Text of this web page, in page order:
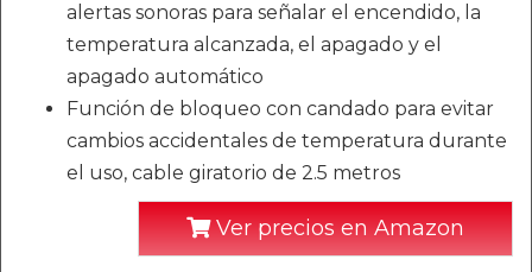
alertas sonoras para señalar el encendido, la
temperatura alcanzada, el apagado y el
apagado automático
Función de bloqueo con candado para evitar
cambios accidentales de temperatura durante
el uso, cable giratorio de 2.5 metros
Ver precios en Amazon